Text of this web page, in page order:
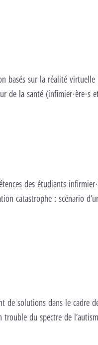
basés sur la réalité
la santé (infimier·ère·s
des étudiants
catastrophe : scénario
de solutions dans le cadre
du spectre de